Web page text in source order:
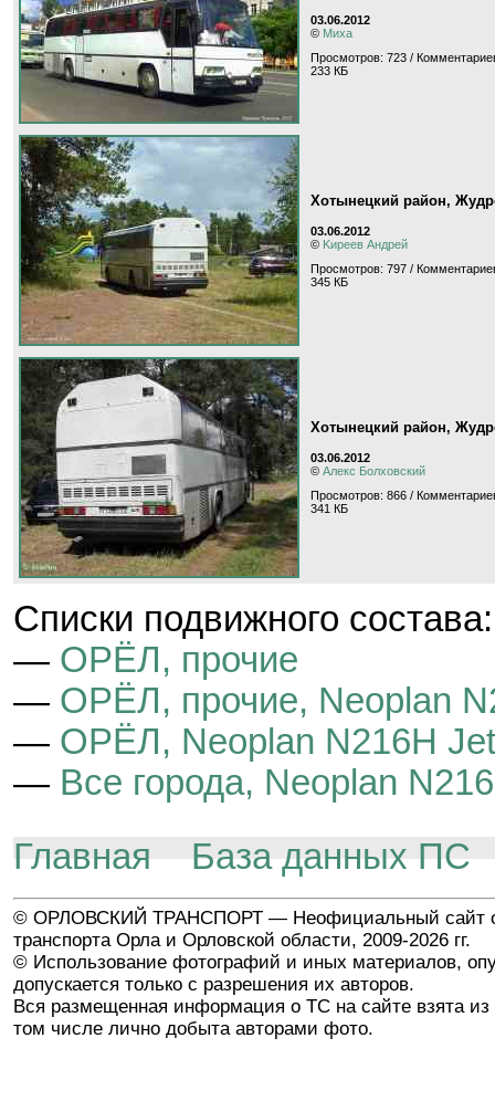
03.06.2012
© Миха
Просмотров: 723 /
233 КБ
Хотынецкий район,
03.06.2012
© Kиpeeв Aндpeй
Просмотров: 797 /
345 КБ
Хотынецкий район,
03.06.2012
© Алекс Болховский
Просмотров: 866 /
341 КБ
Cписки подвижного состава:
— ОРЁЛ, прочие
— ОРЁЛ, прочие, Neoplan
— ОРЁЛ, Neoplan N216H
— Все города, Neoplan
Главная
База данных ПС
© ОРЛОВСКИЙ ТРАНСПОРТ — Неофициальный сайт
транспорта Орла и Орловской области, 2009-2026 гг.
© Использование фотографий и иных материалов,
допускается только с разрешения их авторов.
Вся размещенная информация о ТС на сайте взята из
том числе лично добыта авторами фото.